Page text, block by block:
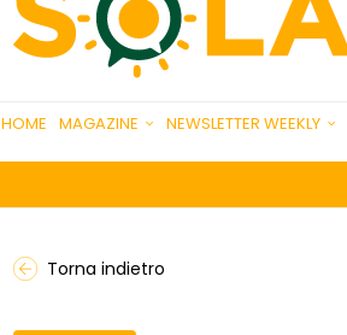
HOME MAGAZINE NEWSLETTER WEEKLY
Torna indietro